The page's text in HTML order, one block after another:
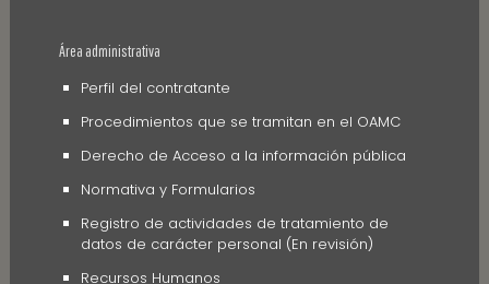
Área administrativa
Perfil del contratante
Procedimientos que se tramitan en el OAMC
Derecho de Acceso a la información pública
Normativa y Formularios
Registro de actividades de tratamiento de
datos de carácter personal (En revisión)
Recursos Humanos